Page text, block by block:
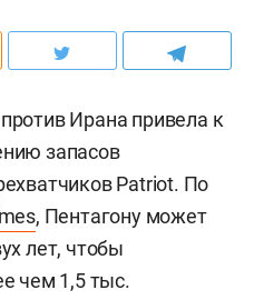
Ирана привела к
запасов
Patriot. По
, Пентагону может
лет, чтобы
чем 1,5 тыс.